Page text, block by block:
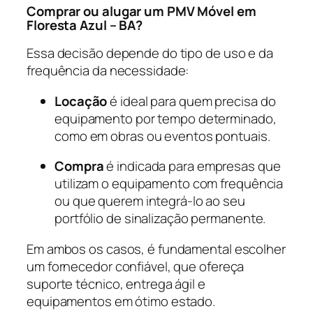
Comprar ou alugar um PMV Móvel em
Floresta Azul – BA?
Essa decisão depende do tipo de uso e da
frequência da necessidade:
Locaçãoé ideal para quem precisa do
equipamento por tempo determinado,
como em obras ou eventos pontuais.
Compraé indicada para empresas que
utilizam o equipamento com frequência
ou que querem integrá-lo ao seu
portfólio de sinalização permanente.
Em ambos os casos, é fundamental escolher
um fornecedor confiável, que ofereça
suporte técnico, entrega ágil e
equipamentos em ótimo estado.